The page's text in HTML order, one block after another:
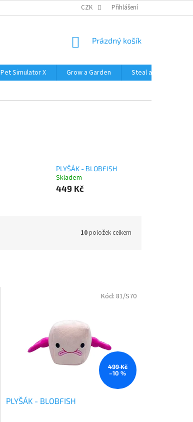
CZK Přihlášení
NÁKUPNÍ
Prázdný košík
Pet Simulator X Grow a Garden
Steal a Brainrot
PLYŠÁK - BLOBFISH
Skladem
449 Kč
10položek celkem
499 Kč
–10 %
PLYŠÁK - BLOBFISH
Kód: 81/S70